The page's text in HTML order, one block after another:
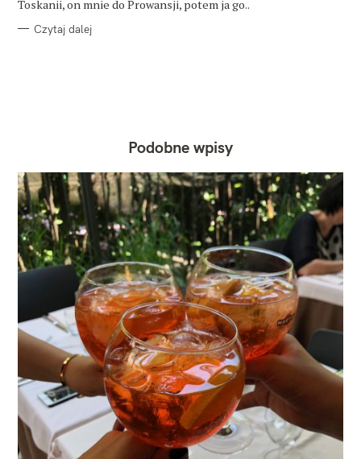
Toskanii, on mnie do Prowansji, potem ja go..
Czytaj dalej
Podobne wpisy